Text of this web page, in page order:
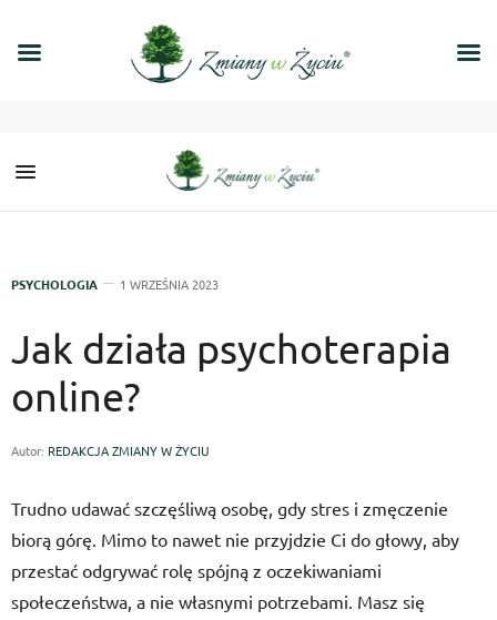
PSYCHOLOGIA 1 WRZEŚNIA 2023
Jak działa psychoterapia
online?
Autor: REDAKCJA ZMIANY W ŻYCIU
Trudno udawać szczęśliwą osobę, gdy stres i zmęczenie
biorą górę. Mimo to nawet nie przyjdzie Ci do głowy, aby
przestać odgrywać rolę spójną z oczekiwaniami
społeczeństwa, a nie własnymi potrzebami. Masz się